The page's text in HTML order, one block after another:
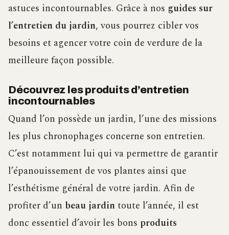
astuces incontournables. Grâce à nos guides sur
l’entretien du jardin, vous pourrez cibler vos
besoins et agencer votre coin de verdure de la
meilleure façon possible.
Découvrez les produits d’entretien
incontournables
Quand l’on possède un jardin, l’une des missions
les plus chronophages concerne son entretien.
C’est notamment lui qui va permettre de garantir
l’épanouissement de vos plantes ainsi que
l’esthétisme général de votre jardin. Afin de
profiter d’un beau jardintoute l’année, il est
donc essentiel d’avoir les bons produits